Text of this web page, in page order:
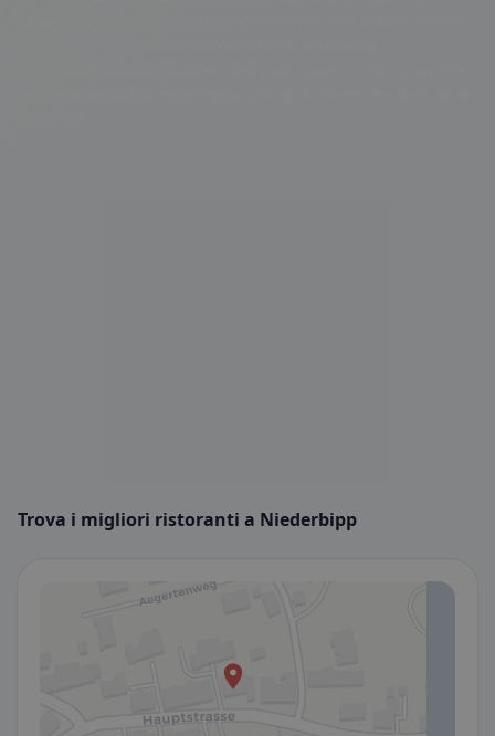
Trova i migliori ristoranti a Niederbipp